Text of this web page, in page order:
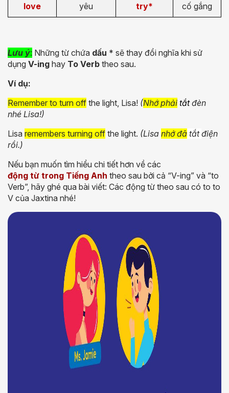
love yêu try* cố gắng
Lưu ý: Những từ chứa dấu * sẽ thay đổi nghĩa khi sử
dụng V-ing hay To Verb theo sau.
Ví dụ:
Remember to turn off the light, Lisa! (Nhớ phải tắtđèn
nhé Lisa!)
Lisa remembers turning off the light. (Lisa nhớ đã tắtđiện
rồi.)
Nếu bạn muốn tìm hiểu chi tiết hơn về các
động từ trong Tiếng Anh theo sau bởi cả “V-ing” và “to
Verb”, hãy ghé qua bài viết: Các động từ theo sau có to to
V của Jaxtina nhé!